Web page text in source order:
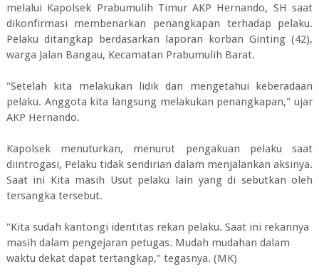
melalui Kapolsek Prabumulih Timur AKP Hernando, SH saat
dikonfirmasi membenarkan penangkapan terhadap pelaku.
Pelaku ditangkap berdasarkan laporan korban Ginting (42),
warga Jalan Bangau, Kecamatan Prabumulih Barat.
"Setelah kita melakukan lidik dan mengetahui keberadaan
pelaku. Anggota kita langsung melakukan penangkapan," ujar
AKP Hernando.
Kapolsek menuturkan, menurut pengakuan pelaku saat
diintrogasi, Pelaku tidak sendirian dalam menjalankan aksinya.
Saat ini Kita masih Usut pelaku lain yang di sebutkan oleh
tersangka tersebut.
"Kita sudah kantongi identitas rekan pelaku. Saat ini rekannya
masih dalam pengejaran petugas. Mudah mudahan dalam
waktu dekat dapat tertangkap," tegasnya. (MK)